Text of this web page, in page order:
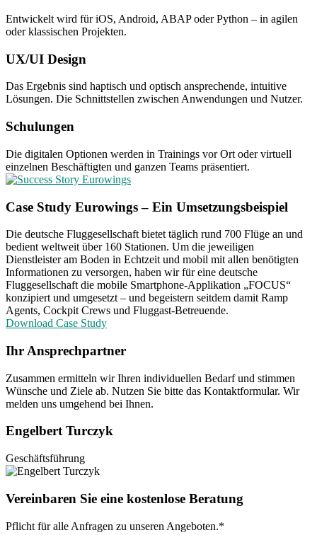
Entwickelt wird für iOS, Android, ABAP oder Python – in agilen
oder klassischen Projekten.
UX/UI Design
Das Ergebnis sind haptisch und optisch ansprechende, intuitive
Lösungen. Die Schnittstellen zwischen Anwendungen und Nutzer.
Schulungen
Die digitalen Optionen werden in Trainings vor Ort oder virtuell
einzelnen Beschäftigten und ganzen Teams präsentiert.
Case Study Eurowings – Ein Umsetzungsbeispiel
Die deutsche Fluggesellschaft bietet täglich rund 700 Flüge an und
bedient weltweit über 160 Stationen. Um die jeweiligen
Dienstleister am Boden in Echtzeit und mobil mit allen benötigten
Informationen zu versorgen, haben wir für eine deutsche
Fluggesellschaft die mobile Smartphone-Applikation „FOCUS“
konzipiert und umgesetzt – und begeistern seitdem damit Ramp
Agents, Cockpit Crews und Fluggast-Betreuende.
Download Case Study
Ihr Ansprechpartner
Zusammen ermitteln wir Ihren individuellen Bedarf und stimmen
Wünsche und Ziele ab. Nutzen Sie bitte das Kontaktformular. Wir
melden uns umgehend bei Ihnen.
Engelbert Turczyk
Geschäftsführung
Vereinbaren Sie eine kostenlose Beratung
Pflicht für alle Anfragen zu unseren Angeboten.*